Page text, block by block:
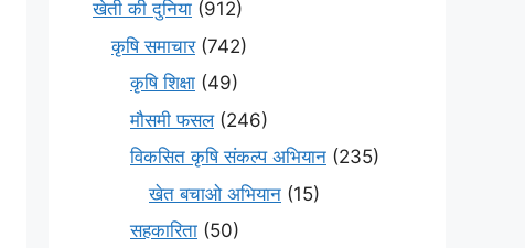
खेती की दुनिया (912)
कृषि समाचार(742)
कृषि शिक्षा (49)
मौसमी फसल(246)
विकसित कृषि संकल्प अभियान (235)
खेत बचाओ अभियान (15)
सहकारिता (50)